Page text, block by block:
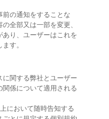
の通知をすることな
全部又は一部を変更、
り、ユーザーはこれを
す。
関する弊社とユーザー
関係について適用される
において随時告知する